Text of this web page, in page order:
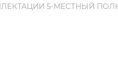
5-МЕСТНЫЙ